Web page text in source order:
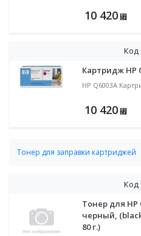
10 420 ⃏
Код
Картридж HP
HP Q6003A
10 420 ⃏
Тонер для заправки картриджей
Код
Тонер для HP
черный,
80 г.)